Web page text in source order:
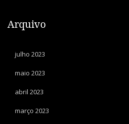
Arquivo
julho 2023
maio 2023
abril 2023
março 2023